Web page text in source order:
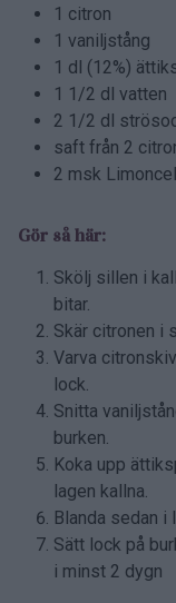
1 citron
1 vaniljstång
1 dl (12%)
1 1/2 dl vatten
2 1/2 dl
saft från 2
2 msk
Gör så här:
Skölj sillen i
bitar.
Skär citronen i
Varva
lock.
Snitta
burken.
Koka upp
lagen kallna.
Blanda sedan
Sätt lock på
i minst 2 dygn